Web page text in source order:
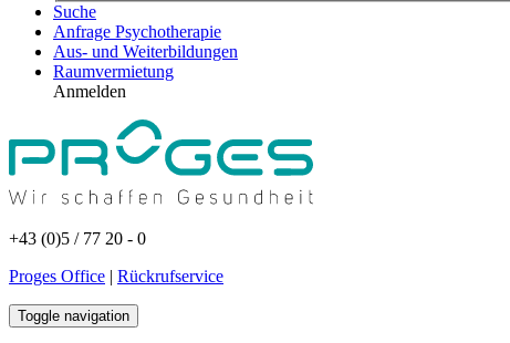
Suche
Anfrage Psychotherapie
Aus- und Weiterbildungen
Raumvermietung
Anmelden
+43 (0)5 / 77 20 - 0
Proges Office | Rückrufservice
Toggle navigation